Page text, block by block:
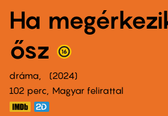
Ha
ősz
dráma
2024
102 perc,
Magyar felirattal